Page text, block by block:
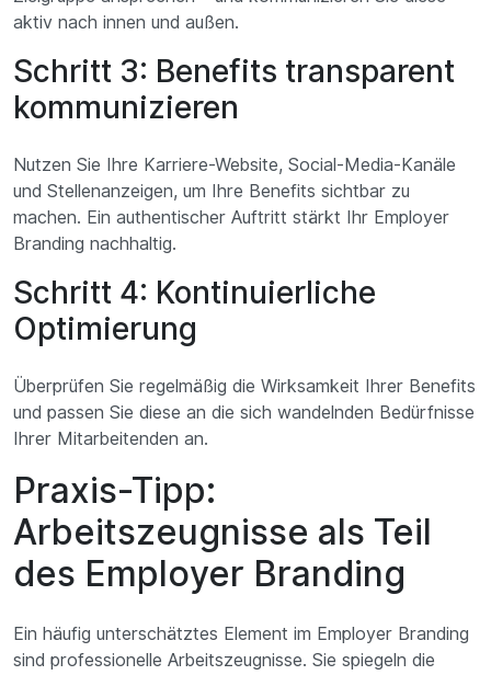
aktiv nach innen und außen.
Schritt 3: Benefits transparent
kommunizieren
Nutzen Sie Ihre Karriere-Website, Social-Media-Kanäle
und Stellenanzeigen, um Ihre Benefits sichtbar zu
machen. Ein authentischer Auftritt stärkt Ihr Employer
Branding nachhaltig.
Schritt 4: Kontinuierliche
Optimierung
Überprüfen Sie regelmäßig die Wirksamkeit Ihrer Benefits
und passen Sie diese an die sich wandelnden Bedürfnisse
Ihrer Mitarbeitenden an.
Praxis-Tipp:
Arbeitszeugnisse als Teil
des Employer Branding
Ein häufig unterschätztes Element im Employer Branding
sind professionelle Arbeitszeugnisse. Sie spiegeln die